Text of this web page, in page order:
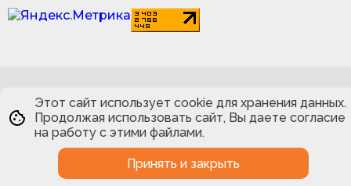
Этот сайт использует cookie для хранения данных.
Продолжая использовать сайт, Вы даете согласие
на работу с этими файлами.
Принять и закрыть